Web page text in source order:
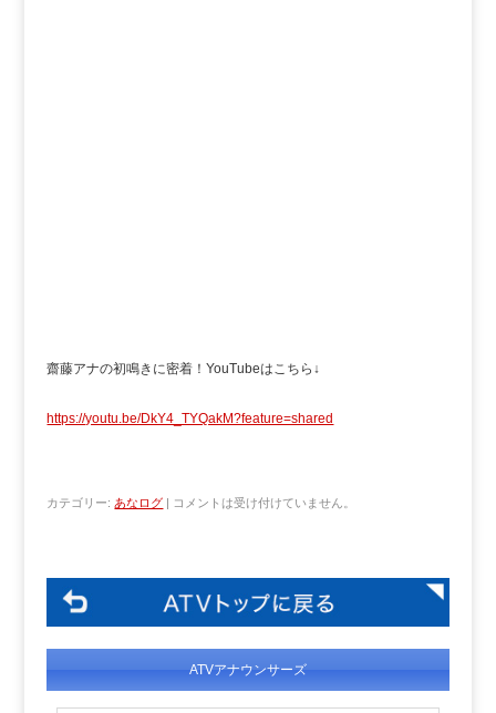
齋藤アナの初鳴きに密着！YouTubeはこちら↓
https://youtu.be/DkY4_TYQakM?feature=shared
カテゴリー: あなログ | コメントは受け付けていません。
ATVアナウンサーズ